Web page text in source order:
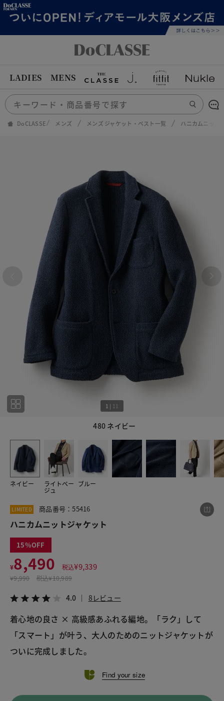
LADIES MENS
DoCLASSE メンズ メンズ ジャケット・ベスト一覧 ハニカムニット
480 ネイビー
1 | 11
ネイビー ライトベー
ジュ
ブルー
11
LIMITED 商品番号：55416
ハニカムニットジャケット
15
¥8,490 税込¥9,339
¥9,990 税込¥10,989
4.0 8レビュー
着心地の良さ × 高級感あふれる編地。「ラク」して
「スマート」が叶う、大人のためのニットジャケットが
ついに完成しました。
Find your size
この商品をシェアする
ハニカムニットジャケット
¥8,490 税込¥9,339
LINE X